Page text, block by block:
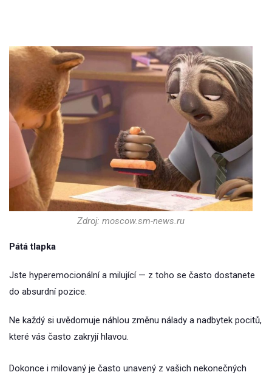
Zdroj: moscow.sm-news.ru
Pátá tlapka
Jste hyperemocionální a milující — z toho se často dostanete
do absurdní pozice.
Ne každý si uvědomuje náhlou změnu nálady a nadbytek pocitů,
které vás často zakryjí hlavou.
Dokonce i milovaný je často unavený z vašich nekonečných